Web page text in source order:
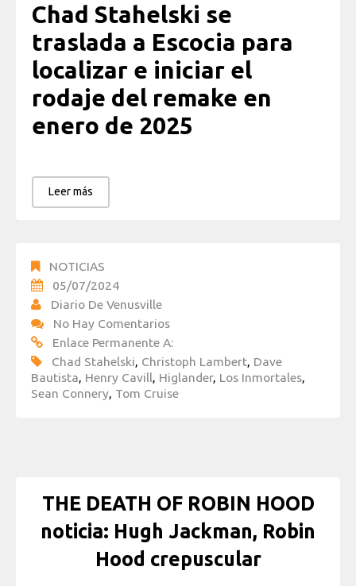
Chad Stahelski se
traslada a Escocia para
localizar e iniciar el
rodaje del remake en
enero de 2025
Leer más
NOTICIAS
05/07/2024
Diario De Venusville
No Hay Comentarios
Enlace Permanente A:
Chad Stahelski, Christoph Lambert, Dave
Bautista, Henry Cavill, Higlander, Los Inmortales,
Sean Connery, Tom Cruise
THE DEATH OF ROBIN HOOD
noticia: Hugh Jackman, Robin
Hood crepuscular